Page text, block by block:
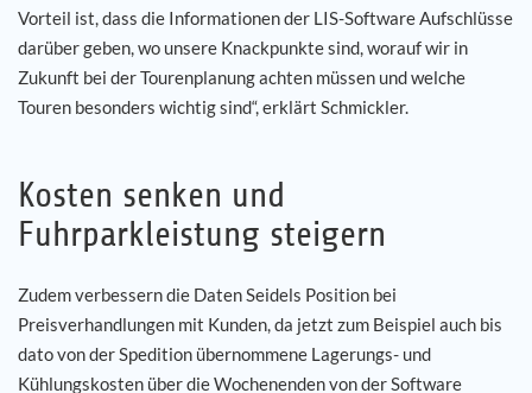
Vorteil ist, dass die Informationen der LIS-Software Aufschlüsse
darüber geben, wo unsere Knackpunkte sind, worauf wir in
Zukunft bei der Tourenplanung achten müssen und welche
Touren besonders wichtig sind“, erklärt Schmickler.
Kosten senken und
Fuhrparkleistung steigern
Zudem verbessern die Daten Seidels Position bei
Preisverhandlungen mit Kunden, da jetzt zum Beispiel auch bis
dato von der Spedition übernommene Lagerungs- und
Kühlungskosten über die Wochenenden von der Software